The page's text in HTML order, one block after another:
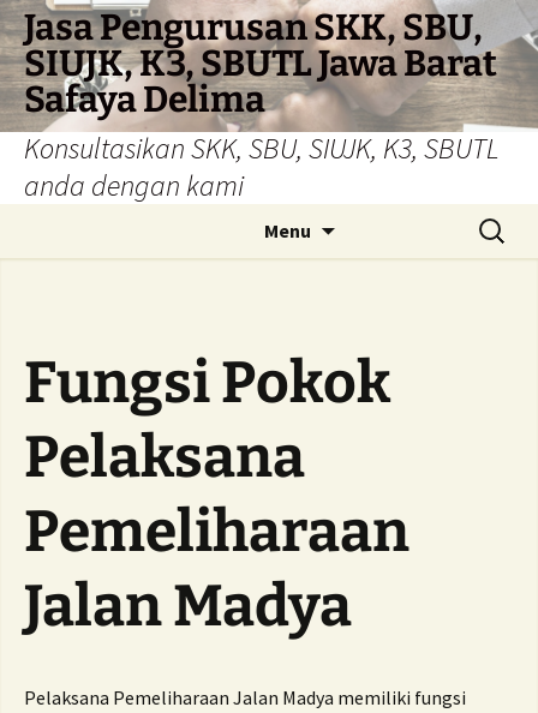
Skip
to
content
Jasa Pengurusan SKK, SBU,
SIUJK, K3, SBUTL Jawa Barat
Safaya Delima
Konsultasikan SKK, SBU, SIUJK, K3, SBUTL
anda dengan kami
Menu
Search
for:
Fungsi Pokok
Pelaksana
Pemeliharaan
Jalan Madya
Pelaksana Pemeliharaan Jalan Madya memiliki fungsi